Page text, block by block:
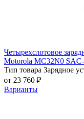
Четырехслотовое
Motorola MC32N0
Тип товара Зарядное
от 23 760 ₽
Варианты